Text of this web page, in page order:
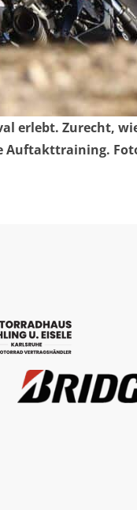
erlebt. Zurecht,
Auftakttraining.